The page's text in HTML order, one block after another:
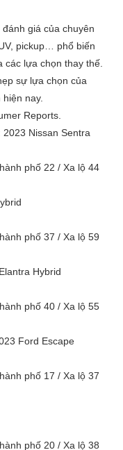
giá của chuyên
pickup… phổ biến
lựa chọn thay thế.
sự lựa chọn của
nay.
Reports.
Nissan Sentra
phố 22 / Xa lộ 44
phố 37 / Xa lộ 59
Hybrid
phố 40 / Xa lộ 55
Ford Escape
phố 17 / Xa lộ 37
phố 20 / Xa lộ 38